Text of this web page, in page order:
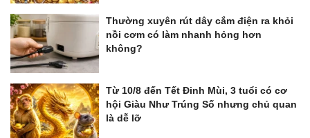
Thường xuyên rút dây cắm điện ra khỏi
nồi cơm có làm nhanh hỏng hơn
không?
Từ 10/8 đến Tết Đinh Mùi, 3 tuổi có cơ
hội Giàu Như Trúng Số nhưng chủ quan
là dễ lỡ